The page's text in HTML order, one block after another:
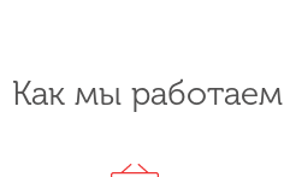
Как мы работаем